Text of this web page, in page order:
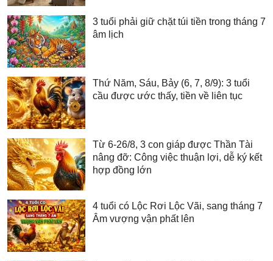
3 tuổi phải giữ chặt túi tiền trong tháng 7
âm lịch
Thứ Năm, Sáu, Bảy (6, 7, 8/9): 3 tuổi
cầu được ước thấy, tiền về liên tục
Từ 6-26/8, 3 con giáp được Thần Tài
nâng đỡ: Công việc thuận lợi, dễ ký kết
hợp đồng lớn
4 tuổi có Lộc Rơi Lộc Vãi, sang tháng 7
Âm vượng vận phất lên